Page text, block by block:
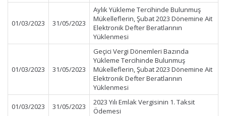
01/03/2023 31/05/2023
Aylık Yükleme Tercihinde Bulunmuş
Mükelleflerin, Şubat 2023 Dönemine Ait
Elektronik Defter Beratlarının
Yüklenmesi
01/03/2023 31/05/2023
Geçici Vergi Dönemleri Bazında
Yükleme Tercihinde Bulunmuş
Mükelleflerin, Şubat 2023 Dönemine Ait
Elektronik Defter Beratlarının
Yüklenmesi
01/03/2023 31/05/2023
2023 Yılı Emlak Vergisinin 1. Taksit
Ödemesi